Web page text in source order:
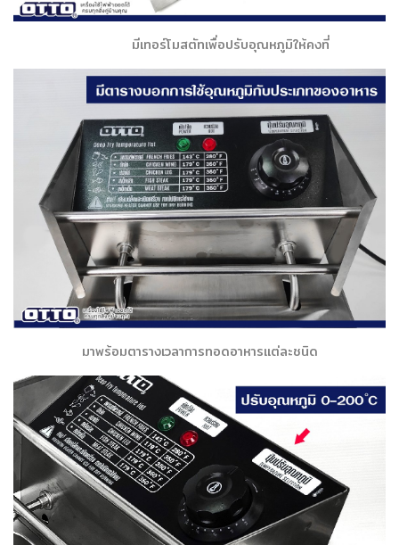
มีเทอร์โมสตัทเพื่อปรับอุณหภูมิให้คงที่
มาพร้อมตารางเวลาการทอดอาหารแต่ละชนิด